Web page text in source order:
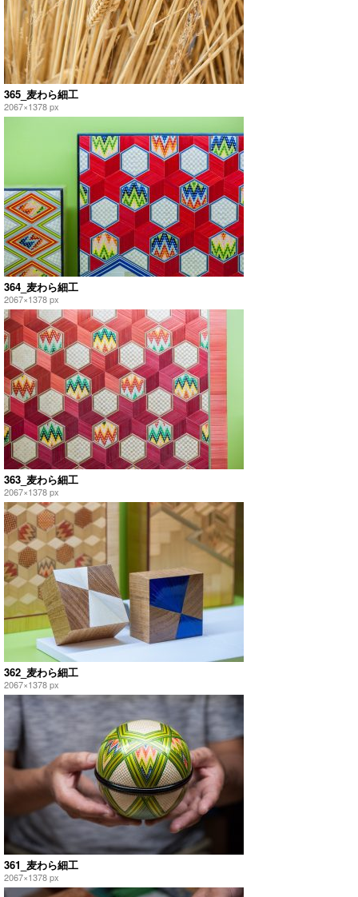
365_麦わら細工
2067×1378 px
364_麦わら細工
2067×1378 px
363_麦わら細工
2067×1378 px
362_麦わら細工
2067×1378 px
361_麦わら細工
2067×1378 px